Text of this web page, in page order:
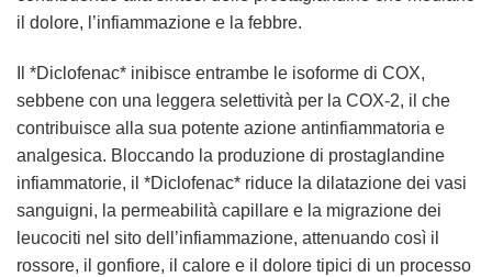
il dolore, l’infiammazione e la febbre.
Il *Diclofenac* inibisce entrambe le isoforme di COX,
sebbene con una leggera selettività per la COX-2, il che
contribuisce alla sua potente azione antinfiammatoria e
analgesica. Bloccando la produzione di prostaglandine
infiammatorie, il *Diclofenac* riduce la dilatazione dei vasi
sanguigni, la permeabilità capillare e la migrazione dei
leucociti nel sito dell’infiammazione, attenuando così il
rossore, il gonfiore, il calore e il dolore tipici di un processo